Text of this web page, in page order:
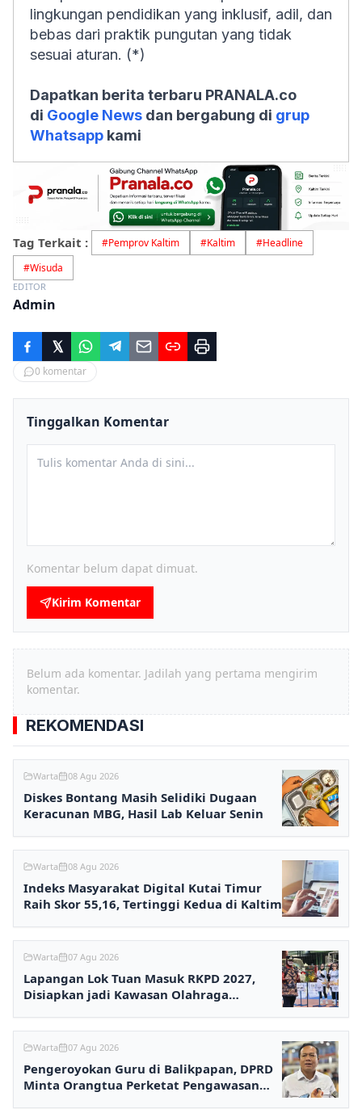
lingkungan pendidikan yang inklusif, adil, dan
bebas dari praktik pungutan yang tidak
sesuai aturan. (*)
Dapatkan berita terbaru PRANALA.co
di Google News dan bergabung di grup
Whatsapp kami
Tag Terkait : #Pemprov Kaltim #Kaltim #Headline
#Wisuda
EDITOR
Admin
0 komentar
Tinggalkan Komentar
Komentar belum dapat dimuat.
Kirim Komentar
Belum ada komentar. Jadilah yang pertama mengirim
komentar.
REKOMENDASI
Warta 08 Agu 2026
Diskes Bontang Masih Selidiki Dugaan
Keracunan MBG, Hasil Lab Keluar Senin
Warta 08 Agu 2026
Indeks Masyarakat Digital Kutai Timur
Raih Skor 55,16, Tertinggi Kedua di Kaltim
Warta 07 Agu 2026
Lapangan Lok Tuan Masuk RKPD 2027,
Disiapkan jadi Kawasan Olahraga
Warta 07 Agu 2026
Pengeroyokan Guru di Balikpapan, DPRD
Minta Orangtua Perketat Pengawasan